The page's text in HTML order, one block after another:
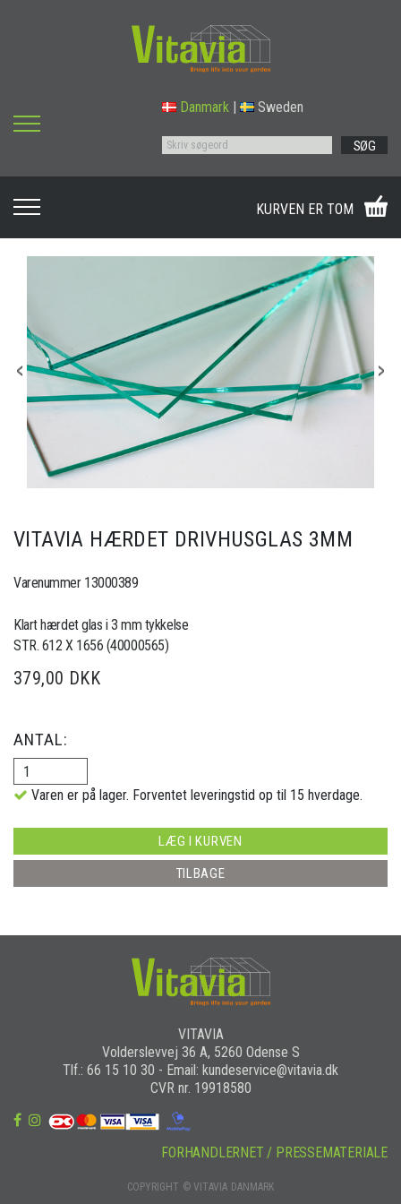
Danmark Sweden
SØG
KURVEN ER TOM
VITAVIA HÆRDET DRIVHUSGLAS 3MM
Varenummer 13000389
Klart hærdet glas i 3 mm tykkelse
STR. 612 X 1656 (40000565)
379,00 DKK
ANTAL:
Varen er på lager. Forventet leveringstid op til 15 hverdage.
LÆG I KURVEN
TILBAGE
VITAVIA
Volderslevvej 36 A, 5260 Odense S
Tlf.: 66 15 10 30 - Email: kundeservice@vitavia.dk
CVR nr. 19918580
COPYRIGHT © VITAVIA DANMARK
FORHANDLERNET / PRESSEMATERIALE